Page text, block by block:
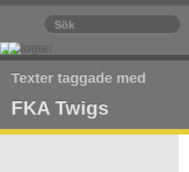
Texter taggade med
FKA Twigs